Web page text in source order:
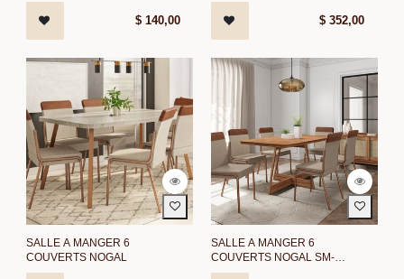
$ 140,00 $352,00
SALLE A MANGER 6
COUVERTS NOGAL
SALLE A MANGER 6
COUVERTS NOGAL SM-
1592/NOGAL